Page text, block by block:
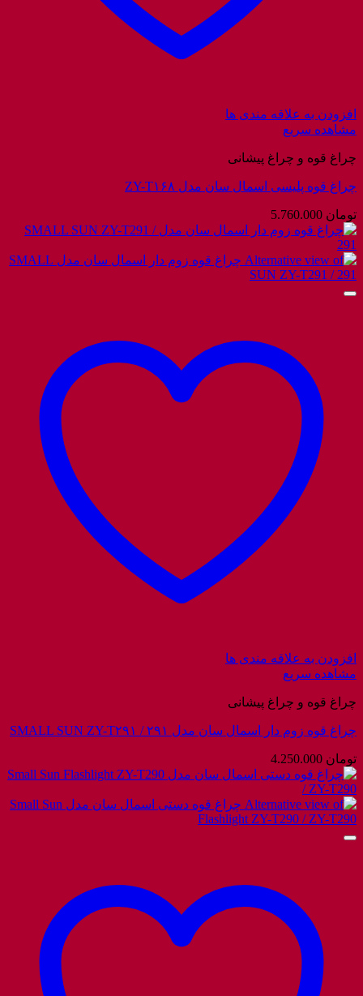
افزودن به علاقه مندی ها
مشاهده سریع
چراغ قوه و چراغ پیشانی
چراغ قوه پلیسی اسمال سان مدل ZY-T۱۶۸
تومان
افزودن به علاقه مندی ها
مشاهده سریع
چراغ قوه و چراغ پیشانی
چراغ قوه زوم دار اسمال سان مدل SMALL SUN ZY-T۲۹۱ / ۲۹۱
تومان